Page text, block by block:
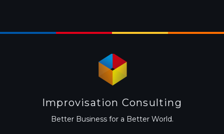
Improvisation Consulting
Better Business for a Better World.